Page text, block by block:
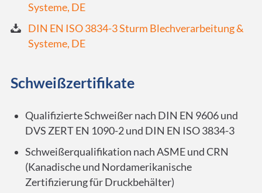
Systeme, DE
DIN EN ISO 3834-3 Sturm Blechverarbeitung &
Systeme, DE
Schweißzertifikate
Qualifizierte Schweißer nach DIN EN 9606 und
DVS ZERT EN 1090-2 und DIN EN ISO 3834-3​
Schweißerqualifikation nach ASME und CRN
(Kanadische und Nordamerikanische
Zertifizierung für Druckbehälter)